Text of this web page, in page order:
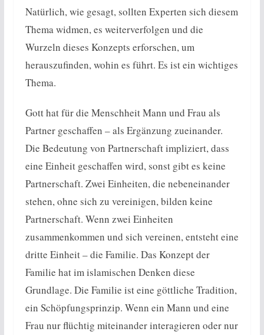
Natürlich, wie gesagt, sollten Experten sich diesem
Thema widmen, es weiterverfolgen und die
Wurzeln dieses Konzepts erforschen, um
herauszufinden, wohin es führt. Es ist ein wichtiges
Thema.
Gott hat für die Menschheit Mann und Frau als
Partner geschaffen – als Ergänzung zueinander.
Die Bedeutung von Partnerschaft impliziert, dass
eine Einheit geschaffen wird, sonst gibt es keine
Partnerschaft. Zwei Einheiten, die nebeneinander
stehen, ohne sich zu vereinigen, bilden keine
Partnerschaft. Wenn zwei Einheiten
zusammenkommen und sich vereinen, entsteht eine
dritte Einheit – die Familie. Das Konzept der
Familie hat im islamischen Denken diese
Grundlage. Die Familie ist eine göttliche Tradition,
ein Schöpfungsprinzip. Wenn ein Mann und eine
Frau nur flüchtig miteinander interagieren oder nur